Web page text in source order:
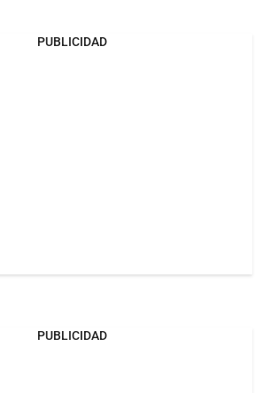
PUBLICIDAD
PUBLICIDAD